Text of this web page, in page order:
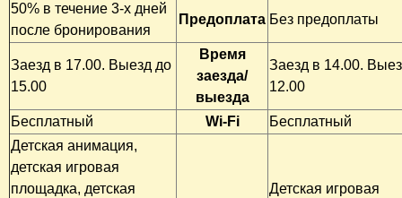
50% в течение 3-х дней
после бронирования
Предоплата Без предоплаты
Заезд в 17.00. Выезд до
15.00
Время
заезда/
выезда
Заезд в 14.00.
12.00
Бесплатный Wi-Fi
Бесплатный
Детская анимация,
детская игровая
площадка, детская
Детская игровая